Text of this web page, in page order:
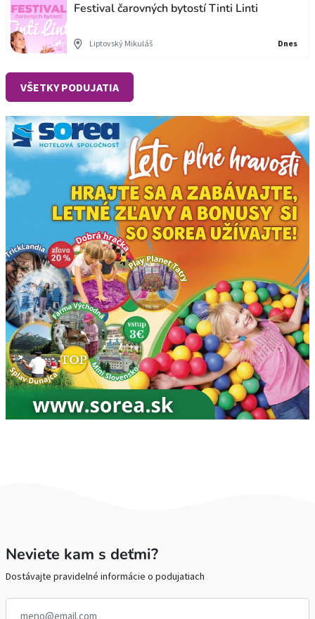
Festival čarovných bytostí Tinti Linti
Liptovský Mikuláš Dnes
VŠETKY PODUJATIA
Neviete kam s deťmi?
Dostávajte pravidelné informácie o podujatiach